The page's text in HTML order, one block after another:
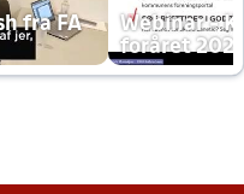
fra FA
Webinar -
foråret